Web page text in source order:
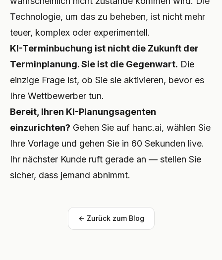
Technologie, um das zu beheben, ist nicht mehr
teuer, komplex oder experimentell.
KI-Terminbuchung ist nicht die Zukunft der
Terminplanung. Sie ist die Gegenwart. Die
einzige Frage ist, ob Sie sie aktivieren, bevor es
Ihre Wettbewerber tun.
Bereit, Ihren KI-Planungsagenten
einzurichten? Gehen Sie auf hanc.ai, wählen Sie
Ihre Vorlage und gehen Sie in 60 Sekunden live.
Ihr nächster Kunde ruft gerade an — stellen Sie
sicher, dass jemand abnimmt.
← Zurück zum Blog